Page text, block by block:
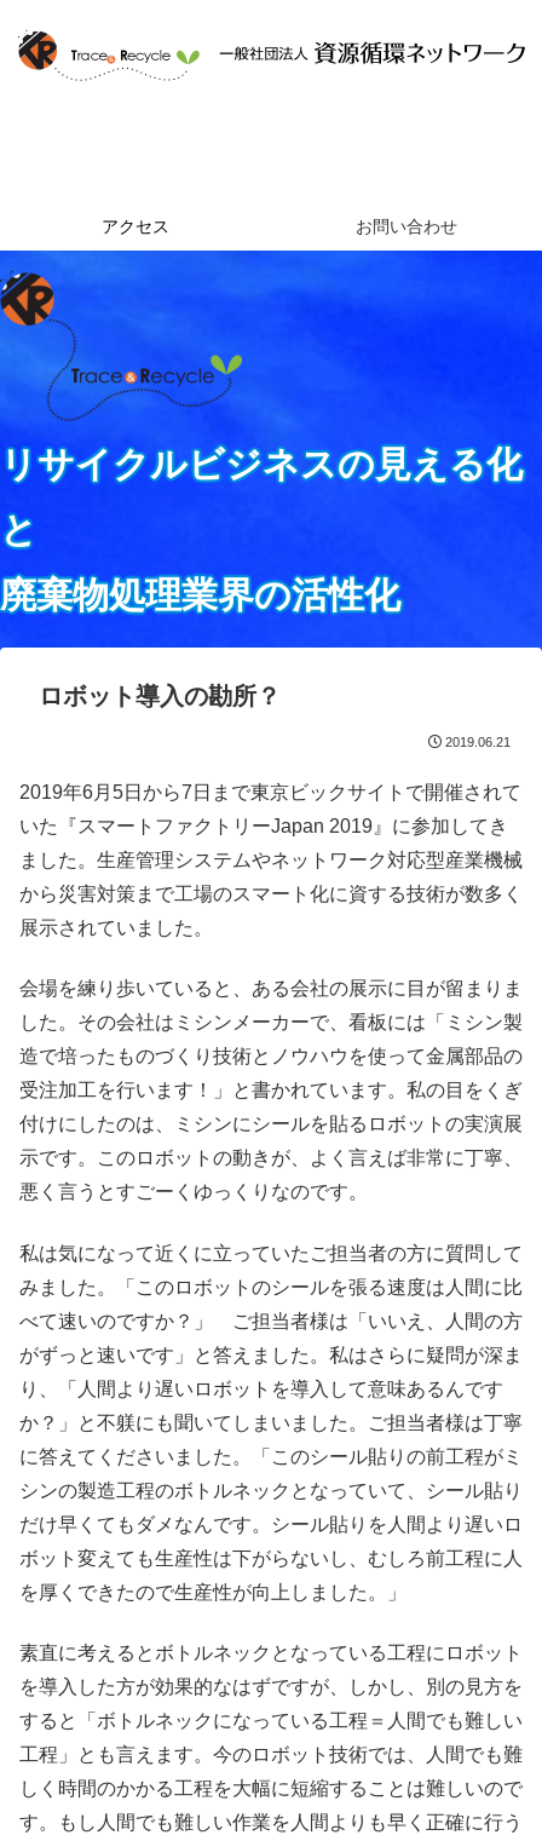
アクセス お問い合わせ
リサイクルビジネスの見える化
と
廃棄物処理業界の活性化
ロボット導入の勘所？
2019.06.21
2019年6月5日から7日まで東京ビックサイトで開催されて
いた『スマートファクトリーJapan 2019』に参加してき
ました。生産管理システムやネットワーク対応型産業機械
から災害対策まで工場のスマート化に資する技術が数多く
展示されていました。
会場を練り歩いていると、ある会社の展示に目が留まりま
した。その会社はミシンメーカーで、看板には「ミシン製
造で培ったものづくり技術とノウハウを使って金属部品の
受注加工を行います！」と書かれています。私の目をくぎ
付けにしたのは、ミシンにシールを貼るロボットの実演展
示です。このロボットの動きが、よく言えば非常に丁寧、
悪く言うとすごーくゆっくりなのです。
私は気になって近くに立っていたご担当者の方に質問して
みました。「このロボットのシールを張る速度は人間に比
べて速いのですか？」 ご担当者様は「いいえ、人間の方
がずっと速いです」と答えました。私はさらに疑問が深ま
り、「人間より遅いロボットを導入して意味あるんです
か？」と不躾にも聞いてしまいました。ご担当者様は丁寧
に答えてくださいました。「このシール貼りの前工程がミ
シンの製造工程のボトルネックとなっていて、シール貼り
だけ早くてもダメなんです。シール貼りを人間より遅いロ
ボット変えても生産性は下がらないし、むしろ前工程に人
を厚くできたので生産性が向上しました。」
素直に考えるとボトルネックとなっている工程にロボット
を導入した方が効果的なはずですが、しかし、別の見方を
すると「ボトルネックになっている工程＝人間でも難しい
工程」とも言えます。今のロボット技術では、人間でも難
しく時間のかかる工程を大幅に短縮することは難しいので
す。もし人間でも難しい作業を人間よりも早く正確に行う